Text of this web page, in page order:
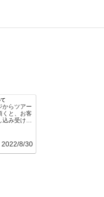
からツアー
くと、お客
み受け付
2022/8/30